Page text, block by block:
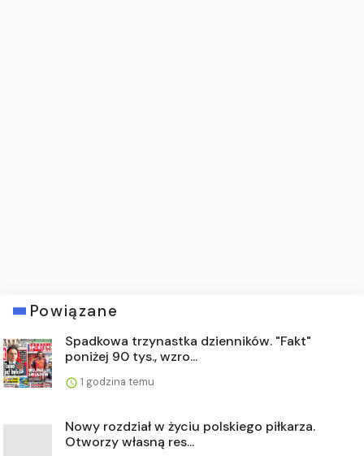
Powiązane
Spadkowa trzynastka dzienników. "Fakt"
poniżej 90 tys., wzro...
1 godzina temu
Nowy rozdział w życiu polskiego piłkarza.
Otworzy własną res...